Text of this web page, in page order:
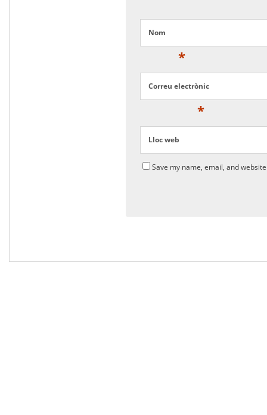
Nom
*
Correu electrònic
*
Lloc web
Save my name, email, and